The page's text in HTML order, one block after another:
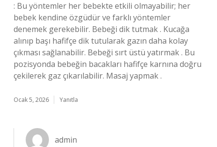
: Bu yöntemler her bebekte etkili olmayabilir; her
bebek kendine özgüdür ve farklı yöntemler
denemek gerekebilir. Bebeği dik tutmak . Kucağa
alınıp başı hafifçe dik tutularak gazın daha kolay
çıkması sağlanabilir. Bebeği sırt üstü yatırmak . Bu
pozisyonda bebeğin bacakları hafifçe karnına doğru
çekilerek gaz çıkarılabilir. Masaj yapmak .
Ocak 5, 2026 Yanıtla
admin